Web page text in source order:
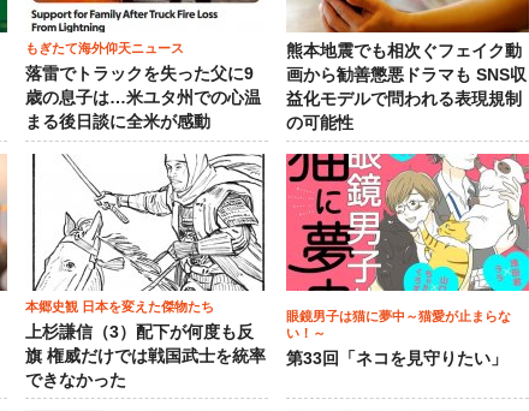
もぎたて海外仰天ニュース
落雷でトラックを失った父に9
歳の息子は…米ユタ州での心温
まる後日談に全米が感動
熊本地震でも相次ぐフェイク動
画から勧善懲悪ドラマも SNS収
益化モデルで問われる表現規制
の可能性
本郷史観 日本を変えた傑物たち
上杉謙信（3）配下が何度も反
旗 権威だけでは戦国武士を統率
できなかった
眼鏡男子は猫に夢中～猫愛が止まらな
い！～
第33回「ネコを見守りたい」